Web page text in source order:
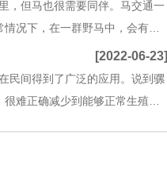
，但马也很需要同伴。马交通一
况下，在一群野马中，会有一
，两匹马通常会打一架来解决问
[2022-06-23]
民间得到了广泛的应用。说到骡
难正确减少到能够正常生殖的